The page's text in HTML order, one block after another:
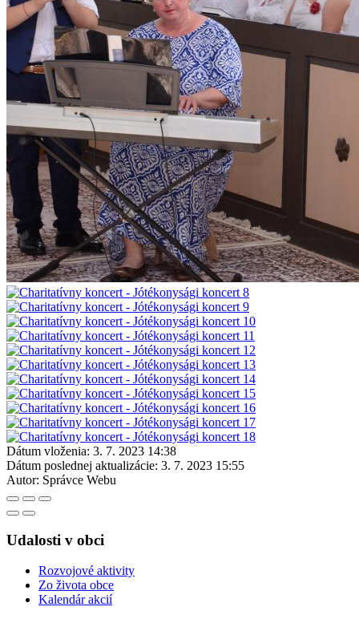
Dátum vloženia: 3. 7. 2023 14:38
Dátum poslednej aktualizácie: 3. 7. 2023 15:55
Autor: Správce Webu
Udalosti v obci
Rozvojové aktivity
Zo života obce
Kalendár akcií